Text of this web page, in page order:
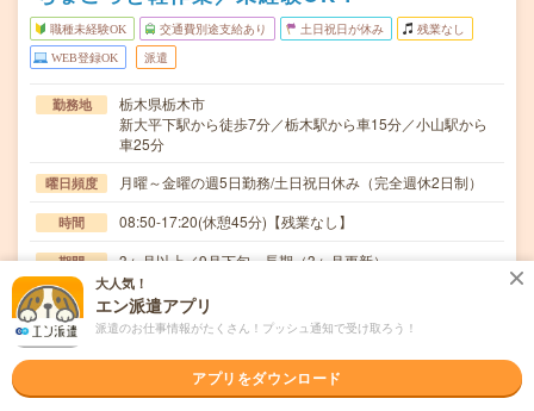
職種未経験OK 交通費別途支給あり 土日祝日が休み 残業なし
WEB登録OK 派遣
勤務地
栃木県栃木市
新大平下駅から徒歩7分／栃木駅から車15分／小山駅から
車25分
曜日頻度 月曜～金曜の週5日勤務/土日祝日休み（完全週休2日制）
時間 08:50-17:20(休憩45分)【残業なし】
期間 3ヶ月以上／9月下旬～長期（3ヶ月更新）
時給 時給1400円
交通費
実費支給／当社規定あり
仕事内容
＊大手メーカーグループ＊《主な業務》・修理内容等の入
大人気！
エン派遣アプリ
派遣のお仕事情報がたくさん！プッシュ通知で受け取ろう！
アプリをダウンロード